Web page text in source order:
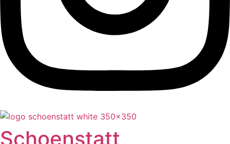
Schoenstatt